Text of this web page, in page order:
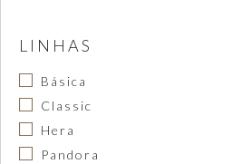
LINHAS
Básica
Classic
Hera
Pandora